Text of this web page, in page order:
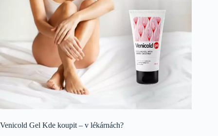
Venicold Gel Kde koupit – v lékárnách?